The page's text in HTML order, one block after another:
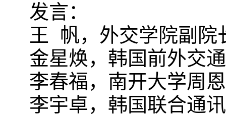
发言：
王 帆，外交学院副院
金星焕，韩国前外交
李春福，南开大学周
李宇卓，韩国联合通